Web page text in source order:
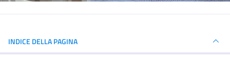
INDICE DELLA PAGINA